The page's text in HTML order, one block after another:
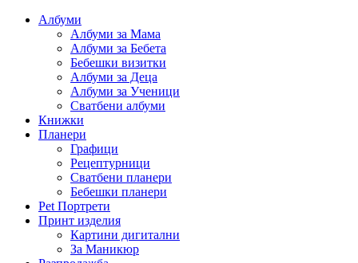
Албуми
Албуми за Мама
Албуми за Бебета
Бебешки визитки
Албуми за Деца
Албуми за Ученици
Сватбени албуми
Книжки
Планери
Графици
Рецептурници
Сватбени планери
Бебешки планери
Pet Портрети
Принт изделия
Картини дигитални
За Маникюр